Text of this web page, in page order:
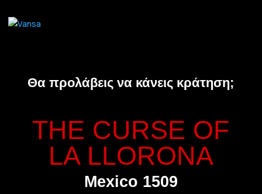
Θα προλάβεις να κάνεις κράτηση;
THE CURSE OF
LA LLORONA
Mexico 1509